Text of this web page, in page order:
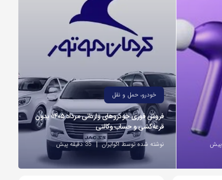
خودرو، حمل و نقل
فروش فوری خودروهای وارداتی مرداد ۱۴۰۵؛ بدون
قرعه‌کشی و حساب وکالتی
نوشته شده توسط اکوایران 35 دقیقه پیش